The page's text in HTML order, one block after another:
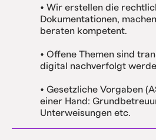
• Wir erstellen die
Dokumentationen,
beraten kompetent.
• Offene Themen sind
digital nachverfolgt
• Gesetzliche Vorgaben
einer Hand:
Unterweisungen etc.